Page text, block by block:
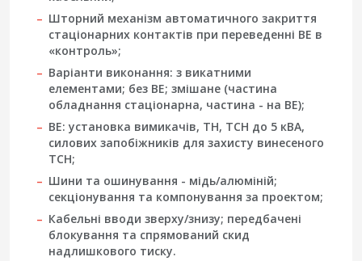
Шторний механізм автоматичного закриття
стаціонарних контактів при переведенні ВЕ в
«контроль»;
Варіанти виконання: з викатними
елементами; без ВЕ; змішане (частина
обладнання стаціонарна, частина - на ВЕ);
ВЕ: установка вимикачів, ТН, ТСН до 5 кВА,
силових запобіжників для захисту винесеного
ТСН;
Шини та ошинування - мідь/алюміній;
секціонування та компонування за проектом;
Кабельні вводи зверху/знизу; передбачені
блокування та спрямований скид
надлишкового тиску.